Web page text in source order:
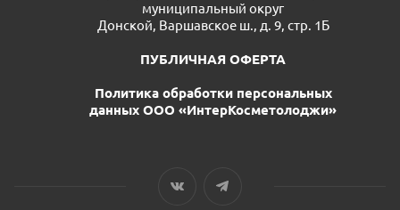
муниципальный округ
Донской, Варшавское ш., д. 9, стр. 1Б
ПУБЛИЧНАЯ ОФЕРТА
Политика обработки персональных
данных ООО «ИнтерКосметолоджи»